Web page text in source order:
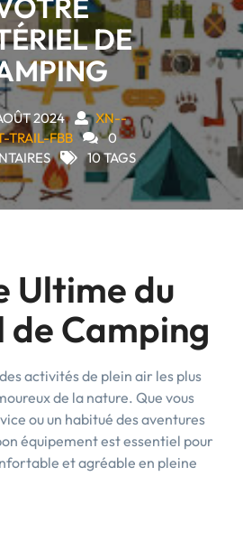
DE
2024
XN--
TRAIL-FBB
0
10 TAGS
Ultime du
Camping
activités de plein air les plus
de la nature. Que vous
ou un habitué des aventures
équipement est essentiel pour
et agréable en pleine